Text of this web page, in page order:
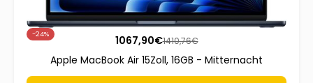
-24% 1067,90€1410,76€
Apple MacBook Air 15Zoll, 16GB - Mitternacht